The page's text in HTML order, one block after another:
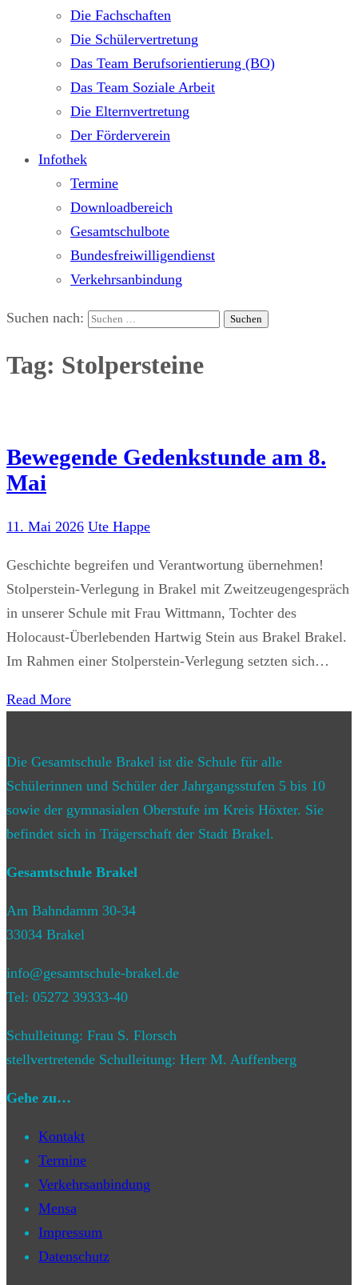
Die Fachschaften
Die Schülervertretung
Das Team Berufsorientierung (BO)
Das Team Soziale Arbeit
Die Elternvertretung
Der Förderverein
Infothek
Termine
Downloadbereich
Gesamtschulbote
Bundesfreiwilligendienst
Verkehrsanbindung
Suchen nach:
Tag: Stolpersteine
Bewegende Gedenkstunde am 8.
Mai
11. Mai 2026 Ute Happe
Geschichte begreifen und Verantwortung übernehmen!
Stolperstein-Verlegung in Brakel mit Zweitzeugengespräch
in unserer Schule mit Frau Wittmann, Tochter des
Holocaust-Überlebenden Hartwig Stein aus Brakel Brakel.
Im Rahmen einer Stolperstein-Verlegung setzten sich…
Read More
Die Gesamtschule Brakel ist die Schule für alle
Schülerinnen und Schüler der Jahrgangsstufen 5 bis 10
sowie der gymnasialen Oberstufe im Kreis Höxter. Sie
befindet sich in Trägerschaft der Stadt Brakel.
Gesamtschule Brakel
Am Bahndamm 30-34
33034 Brakel
info@gesamtschule-brakel.de
Tel: 05272 39333-40
Schulleitung: Frau S. Florsch
stellvertretende Schulleitung: Herr M. Auffenberg
Gehe zu…
Kontakt
Termine
Verkehrsanbindung
Mensa
Impressum
Datenschutz